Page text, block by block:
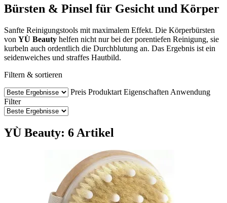
Bürsten & Pinsel für Gesicht und Körper
Sanfte Reinigungstools mit maximalem Effekt. Die Körperbürsten
von YÙ Beauty helfen nicht nur bei der porentiefen Reinigung, sie
kurbeln auch ordentlich die Durchblutung an. Das Ergebnis ist ein
seidenweiches und straffes Hautbild.
Filtern & sortieren
Preis Produktart Eigenschaften Anwendung
Filter
YÙ Beauty: 6 Artikel